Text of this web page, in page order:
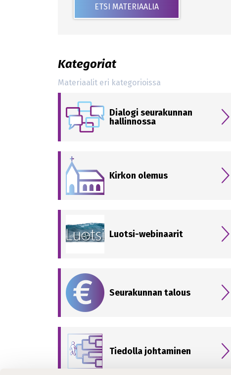
ETSI MATERIAALIA
Kategoriat
Materiaalit eri kategorioissa
Dialogi seurakunnan
hallinnossa
Kirkon olemus
Luotsi-webinaarit
Seurakunnan talous
Tiedolla johtaminen